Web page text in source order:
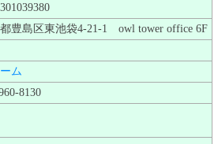
豊島区東池袋4-21-1 owl tower office 6F
ム
8130